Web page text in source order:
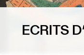
About
EN
ECRITS